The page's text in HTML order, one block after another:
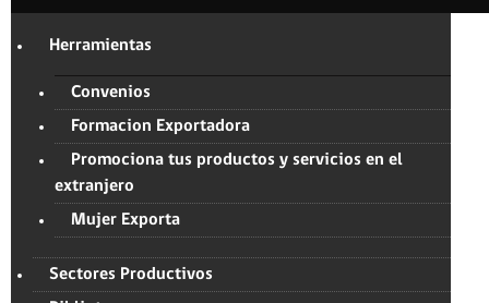
Herramientas
Convenios
Formacion Exportadora
Promociona tus productos y servicios en el
extranjero
Mujer Exporta
Sectores Productivos